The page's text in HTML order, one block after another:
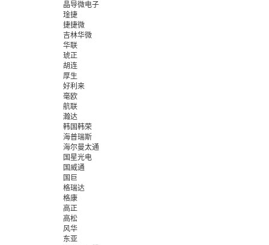
晶导微电子
琻捷
捷捷微
吉林华微
华联
琥正
胡连
厚生
好利来
毫欧
航联
瀚达
韩国韩荣
海普瑞斯
海尔曼太通
国星光电
国威通
国巨
格瑞达
格康
高正
高松
风华
东亚